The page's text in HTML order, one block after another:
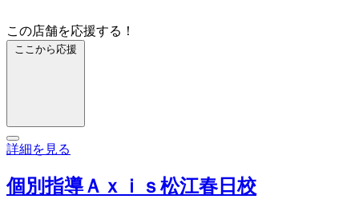
この店舗を応援する！
ここから応援
詳細を見る
個別指導Ａｘｉｓ松江春日校